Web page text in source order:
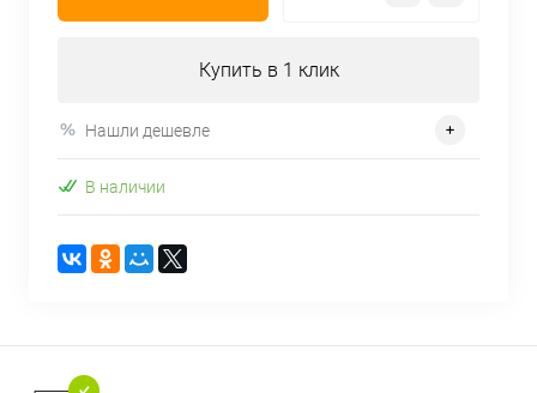
Купить в 1 клик
Нашли дешевле
В наличии